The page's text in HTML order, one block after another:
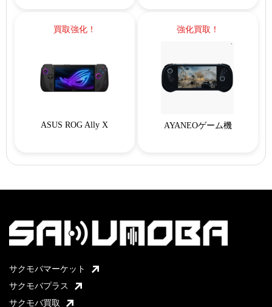
買取強化！
ASUS ROG Ally X
強化買取！
AYANEOゲーム機
サクモバマーケット
サクモバプラス
サクモバ買取